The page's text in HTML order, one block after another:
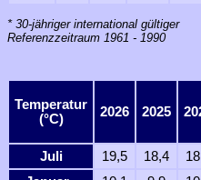
* 30-jähriger international gültiger
Referenzzeitraum 1961 - 1990
Temperatur
(°C)
2026 2025
Juli 19,5 18,4